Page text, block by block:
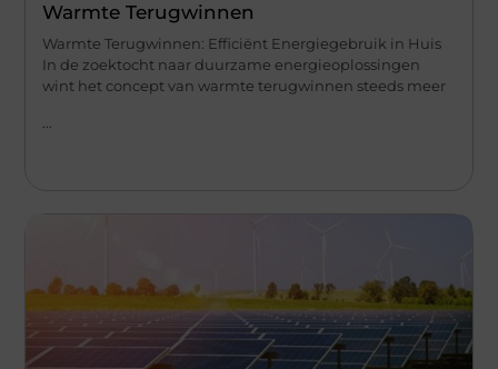
Warmte Terugwinnen
Warmte Terugwinnen: Efficiënt Energiegebruik in Huis
In de zoektocht naar duurzame energieoplossingen
wint het concept van warmte terugwinnen steeds meer
...